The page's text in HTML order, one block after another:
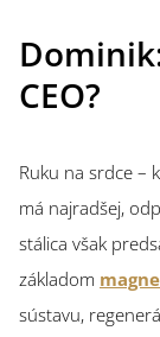
CEO?
Ruku na srdce –
má najradšej,
stálica však
základom
sústavu,